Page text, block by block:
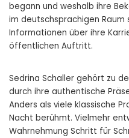
begann und weshalb ihre
im deutschsprachigen Raum
Informationen über ihre
öffentlichen Auftritt.
Sedrina Schaller gehört zu
durch ihre authentische
Anders als viele klassische
Nacht berühmt. Vielmehr
Wahrnehmung Schritt für